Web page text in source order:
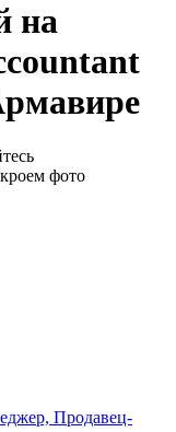
на
фото
Продавец-